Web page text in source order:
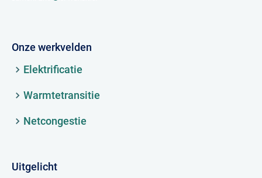
Onze werkvelden
Elektrificatie
Warmtetransitie
Netcongestie
Uitgelicht